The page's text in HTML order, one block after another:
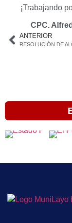
¡Trabajando
CPC.
ANTERIOR